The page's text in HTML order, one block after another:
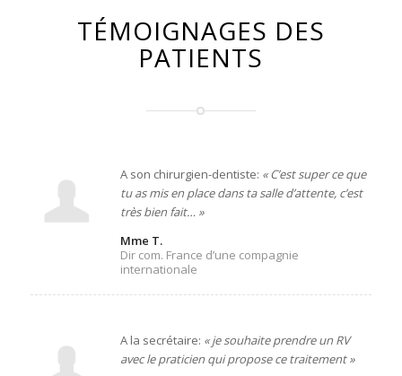
TÉMOIGNAGES DES
PATIENTS
A son chirurgien-dentiste: « C’est super ce que
tu as mis en place dans ta salle d’attente, c’est
très bien fait… »
Mme T.
Dir com. France d’une compagnie
internationale
A la secrétaire: « je souhaite prendre un RV
avec le praticien qui propose ce traitement »